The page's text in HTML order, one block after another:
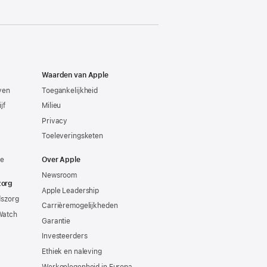
Waarden van Apple
Toegankelijkheid
Milieu
Privacy
Toeleveringsketen
Over Apple
Newsroom
Apple Leadership
Carrièremogelijkheden
Garantie
Investeerders
Ethiek en naleving